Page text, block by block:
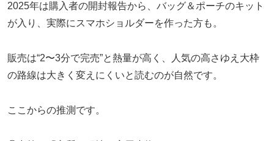
2025年は購入者の開封報告から、バッグ＆ポーチのキット
が入り、実際にスマホショルダーを作った方も。
販売は“2〜3分で完売”と熱量が高く、人気の高さゆえ大枠
の路線は大きく変えにくいと読むのが自然です。
ここからの推測です。